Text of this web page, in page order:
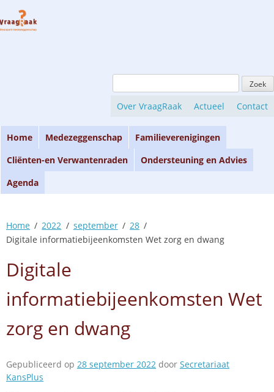
to
naar:
Over VraagRaak Actueel Contact
Home Medezeggenschap
Familieverenigingen
Cliënten-en Verwantenraden
Ondersteuning en Advies
Agenda
Home 2022 september
28
Digitale informatiebijeenkomsten Wet zorg en dwang
Digitale
informatiebijeenkomsten Wet
zorg en dwang
Gepubliceerd op 28 september 2022 door Secretariaat
KansPlus